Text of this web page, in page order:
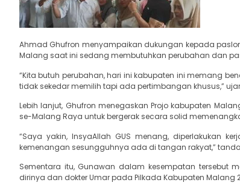
Ahmad Ghufron menyampaikan dukungan kepada
Malang saat ini sedang membutuhkan perubahan dan
“Kita butuh perubahan, hari ini kabupaten ini memang
tidak sekedar memilih tapi ada pertimbangan khusus,”
Lebih lanjut, Ghufron menegaskan Projo kabupaten
se-Malang Raya untuk bergerak secara solid
“Saya yakin, InsyaAllah GUS menang, diperlakukan
kemenangan sesungguhnya ada di tangan rakyat,”
Sementara itu, Gunawan dalam kesempatan tersebut
dirinya dan dokter Umar pada Pilkada Kabupaten